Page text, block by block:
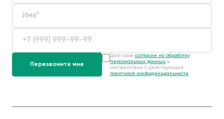
Даю своё согласие на обработку
персональных данных в
соответствии с действующей
политикой конфиденциальности .